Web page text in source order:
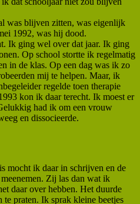
was blijven zitten, was eigenlijk
1992, was hij dood.
Ik ging wel over dat jaar. Ik ging
Op school stortte ik regelmatig
in de klas. Op een dag was ik zo
mij te helpen. Maar, ik
regelde toen therapie
kon ik daar terecht. Ik moest er
had ik om een vrouw
en dissocieerde.
mocht ik daar in schrijven en de
Zij las dan wat ik
daar over hebben. Het duurde
te praten. Ik sprak kleine beetjes